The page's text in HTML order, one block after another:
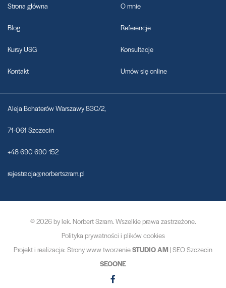
Strona główna O mnie
Blog Referencje
Kursy USG Konsultacje
Kontakt Umów się online
Aleja Bohaterów Warszawy 83C/2,
71-061 Szczecin
+48 690 690 152
rejestracja@norbertszram.pl
© 2026 bylek. Norbert Szram. Wszelkie prawa zastrzeżone.
Polityka prywatności i plików cookies
Projekt i realizacja: Strony www tworzenieSTUDIO AM |SEO Szczecin
SEOONE